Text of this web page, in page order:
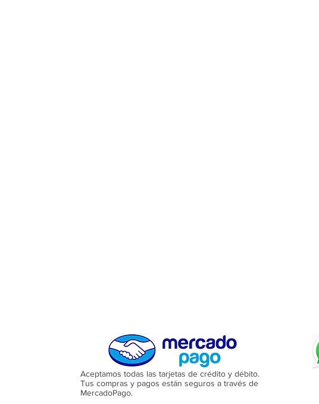
Aceptamos todas las tarjetas de crédito y débito.
Tus compras y pagos están seguros a través de
MercadoPago.